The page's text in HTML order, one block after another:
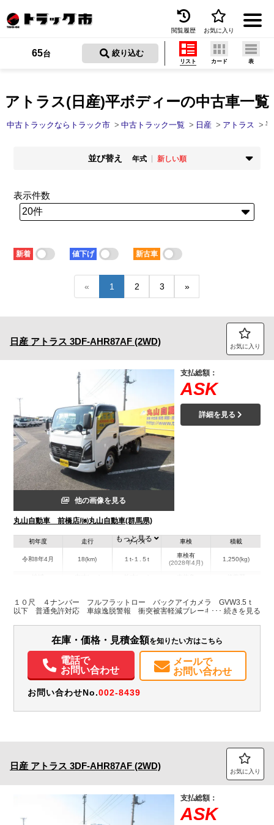
トラック買取
トラック市とは
保存した検索条件
トラック市FC会員専用ページはこちら
ログイン
閲覧履歴 お気に入り
アトラス(日産)平ボディーの中古車一覧
65台 絞り込む
リスト カード 表
中古トラックならトラック市 中古トラック一覧 日産 アトラス
並び替え 年式
新しい順
新着順
走行距離
少ない順
多い順
価格
安い順
高い順
少ない順
多い順
短い順
表示件数
新着 値下げ 新古車
« 1 2 3 »
日産 アトラス 3DF-AHR87AF (2WD) お気に入り
他の画像を見る
丸山自動車 前橋店/㈱丸山自動車(群馬県)
支払総額：
ASK
詳細を見る
初年度
令和8年4月
走行
18(km)
サイズ
１t-１.５t
車検
車検有
(2028年4月)
積載
1,250(kg)
群馬県
H:375
W:1,690
H:1,960
無
装備情報
バックモニター
取扱説明書（一部含む） メンテナンスノート（保証書）
もっと見る
１０尺 ４ナンバー フルフラットロー バックアイカメラ GVW3.5ｔ
以下 普通免許対応 車線逸脱警報 衝突被害軽減ブレーキ 尿素
在庫・価格・見積金額を知りたい方はこちら
電話で
お問い合わせ
メールで
お問い合わせ
お問い合わせNo.002-8439
日産 アトラス 3DF-AHR87AF (2WD) お気に入り
支払総額：
ASK